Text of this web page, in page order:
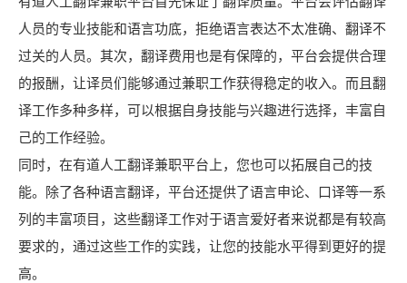
人员的专业技能和语言功底，拒绝语言表达不太准确、翻译不
过关的人员。其次，翻译费用也是有保障的，平台会提供合理
的报酬，让译员们能够通过兼职工作获得稳定的收入。而且翻
译工作多种多样，可以根据自身技能与兴趣进行选择，丰富自
己的工作经验。
同时，在有道人工翻译兼职平台上，您也可以拓展自己的技
能。除了各种语言翻译，平台还提供了语言申论、口译等一系
列的丰富项目，这些翻译工作对于语言爱好者来说都是有较高
要求的，通过这些工作的实践，让您的技能水平得到更好的提
高。